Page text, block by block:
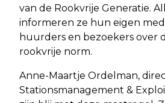
van de Rookvrije Generatie.
informeren ze hun eigen
huurders en bezoekers over
rookvrije norm.
Anne-Maartje Ordelman,
Stationsmanagement &